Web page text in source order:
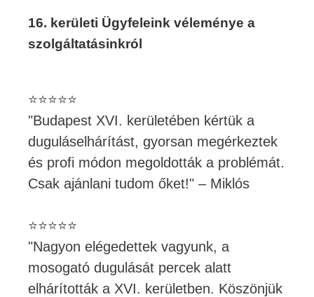
16. kerületi Ügyfeleink véleménye a
szolgáltatásinkról
⭐⭐⭐⭐⭐
"Budapest XVI. kerületében kértük a
duguláselhárítást, gyorsan megérkeztek
és profi módon megoldották a problémát.
Csak ajánlani tudom őket!" – Miklós
⭐⭐⭐⭐⭐
"Nagyon elégedettek vagyunk, a
mosogató dugulását percek alatt
elhárították a XVI. kerületben. Köszönjük